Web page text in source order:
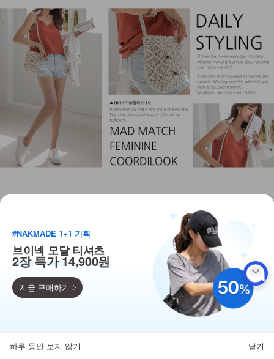
득템찬스
#NAKMADE 1+1 기획
브이넥 모달 티셔츠
2장 특가 14,900원
지금 구매하기
하루 동안 보지 않기 닫기
뒤로가기 카테고리 마이페이지